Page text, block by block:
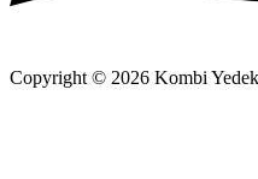
Copyright © 2026 Kombi Yedek